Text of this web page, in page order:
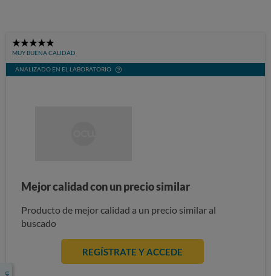
5
Stars
MUY BUENA CALIDAD
ANALIZADO EN EL LABORATORIO
Mejor calidad con un precio similar
Producto de mejor calidad a un precio similar al
buscado
REGÍSTRATE Y ACCEDE